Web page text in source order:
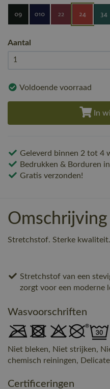
Aantal
Voldoende voorraad
In
Geleverd binnen 2 tot 4
Bedrukken & Borduren
Gratis verzonden!
Omschrijving
Stretchstof. Sterke kwaliteit.
Stretchstof van een
zorgt voor een moderne
Wasvoorschriften
Niet bleken, Niet strijken,
chemisch reiningen,
Certificeringen